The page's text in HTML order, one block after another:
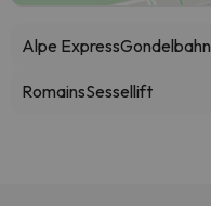
Alpe ExpressGondelbahn
RomainsSessellift